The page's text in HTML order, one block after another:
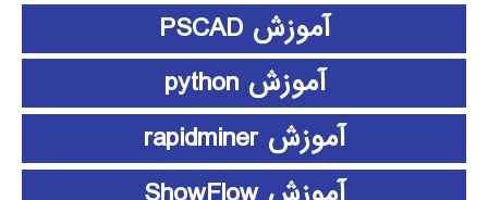
آموزش PSCAD
آموزش python
آموزش rapidminer